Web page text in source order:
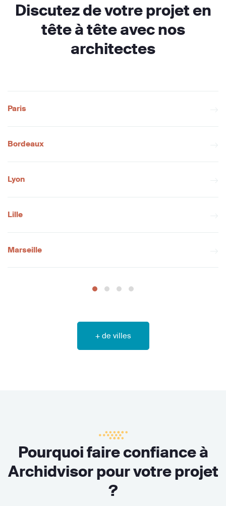
Discutez de votre projet en
tête à tête avec nos
architectes
Paris
Bordeaux
Lyon
Lille
Marseille
+ de villes
Pourquoi faire confiance à
Archidvisor pour votre projet
?